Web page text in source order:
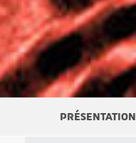
PRÉSENTATION